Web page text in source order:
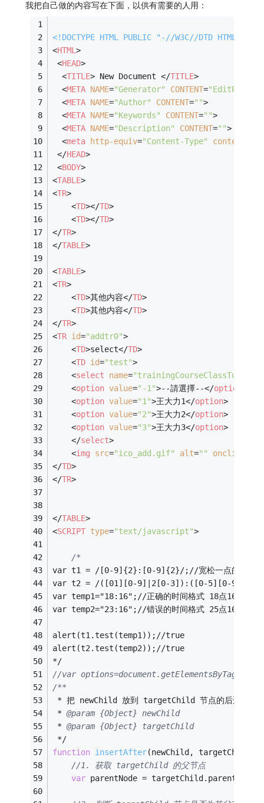
我把自己做的内容写在下面，以供有需要的人用：
<!DOCTYPE HTML PUBLIC
"-//W3C//DTD HTML
<HTML>
<HEAD>
<TITLE> New Document </TITLE>
<META NAME="Generator" CONTENT="EditPlus"
<META NAME="Author" CONTENT="">
<META NAME="Keywords" CONTENT="">
<META NAME="Description" CONTENT="">
<meta http-equiv="Content-Type" content
</HEAD>
<BODY>
<TABLE>
<TR>
<TD></TD>
<TD></TD>
</TR>
</TABLE>
<TABLE>
<TR>
<TD>其他内容</TD>
<TD>其他内容</TD>
</TR>
<TR id="addtr0">
<TD>select</TD>
<TD id="test">
<select name=
<option value="-1">--請選擇--</option
<option value="1">王大力1</option>
<option value="2">王大力2</option>
<option value="3">王大力3</option>
</select>
<img src="ico_add.gif" alt="" onclick
</TD>
</TR>
</TABLE>
<SCRIPT type="text/javascript">
/*
var t1 = /[0-9]{2}:[0-9]{2}/;//宽松一点的验证
var t2 = /([01][0-9]|2[0-3]):([0-5][0-9])/;//严
var temp1="18:16";//正确的时间格式 18点16分
var temp2="23:16";//错误的时间格式 25点16分
alert(t1.test(temp1));//true
alert(t2.test(temp2));//true
*/
//var
/**
* 把 newChild 放到 targetChild 节点的后边
* @param {Object} newChild
* @param {Object}
targetChild
*/
function insertAfter(newChild, targetChild
//1. 获取 targetChild 的父节点
var parentNode =